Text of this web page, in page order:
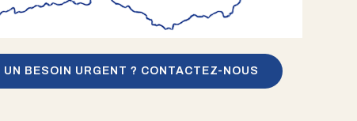
UN BESOIN URGENT ? CONTACTEZ-NOUS